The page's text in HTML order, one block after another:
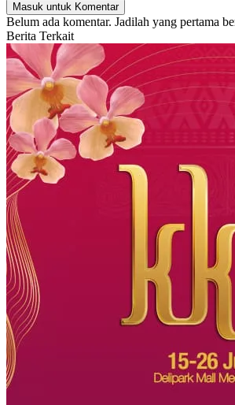
Masuk untuk Komentar
Belum ada komentar. Jadilah yang pertama
Berita Terkait